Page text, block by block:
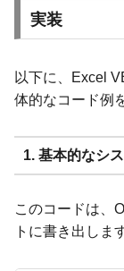
実装
以下に、Excel
体的なコード例
1. 基本的なシ
このコードは、
トに書き出しま